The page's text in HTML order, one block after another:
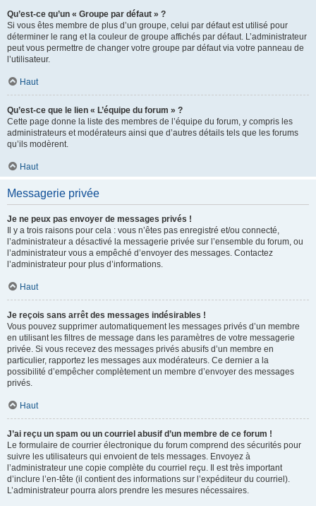
Qu’est-ce qu’un « Groupe par défaut » ?
Si vous êtes membre de plus d’un groupe, celui par défaut est utilisé pour
déterminer le rang et la couleur de groupe affichés par défaut. L’administrateur
peut vous permettre de changer votre groupe par défaut via votre panneau de
l’utilisateur.
Haut
Qu’est-ce que le lien « L’équipe du forum » ?
Cette page donne la liste des membres de l’équipe du forum, y compris les
administrateurs et modérateurs ainsi que d’autres détails tels que les forums
qu’ils modèrent.
Haut
Messagerie privée
Je ne peux pas envoyer de messages privés !
Il y a trois raisons pour cela : vous n’êtes pas enregistré et/ou connecté,
l’administrateur a désactivé la messagerie privée sur l’ensemble du forum, ou
l’administrateur vous a empêché d’envoyer des messages. Contactez
l’administrateur pour plus d’informations.
Haut
Je reçois sans arrêt des messages indésirables !
Vous pouvez supprimer automatiquement les messages privés d’un membre
en utilisant les filtres de message dans les paramètres de votre messagerie
privée. Si vous recevez des messages privés abusifs d’un membre en
particulier, rapportez les messages aux modérateurs. Ce dernier a la
possibilité d’empêcher complètement un membre d’envoyer des messages
privés.
Haut
J’ai reçu un spam ou un courriel abusif d’un membre de ce forum !
Le formulaire de courrier électronique du forum comprend des sécurités pour
suivre les utilisateurs qui envoient de tels messages. Envoyez à
l’administrateur une copie complète du courriel reçu. Il est très important
d’inclure l’en-tête (il contient des informations sur l’expéditeur du courriel).
L’administrateur pourra alors prendre les mesures nécessaires.